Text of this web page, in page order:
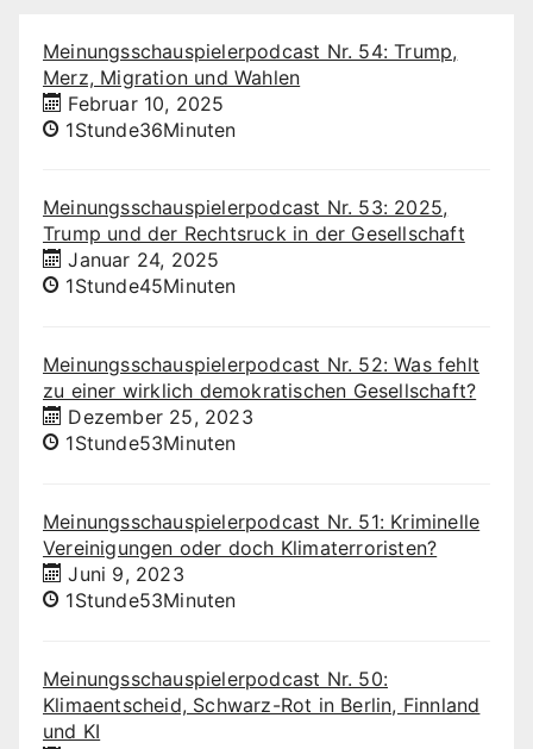
Meinungsschauspielerpodcast Nr. 54: Trump,
Merz, Migration und Wahlen
Februar 10, 2025
1Stunde36Minuten
Meinungsschauspielerpodcast Nr. 53: 2025,
Trump und der Rechtsruck in der Gesellschaft
Januar 24, 2025
1Stunde45Minuten
Meinungsschauspielerpodcast Nr. 52: Was fehlt
zu einer wirklich demokratischen Gesellschaft?
Dezember 25, 2023
1Stunde53Minuten
Meinungsschauspielerpodcast Nr. 51: Kriminelle
Vereinigungen oder doch Klimaterroristen?
Juni 9, 2023
1Stunde53Minuten
Meinungsschauspielerpodcast Nr. 50:
Klimaentscheid, Schwarz-Rot in Berlin, Finnland
und KI